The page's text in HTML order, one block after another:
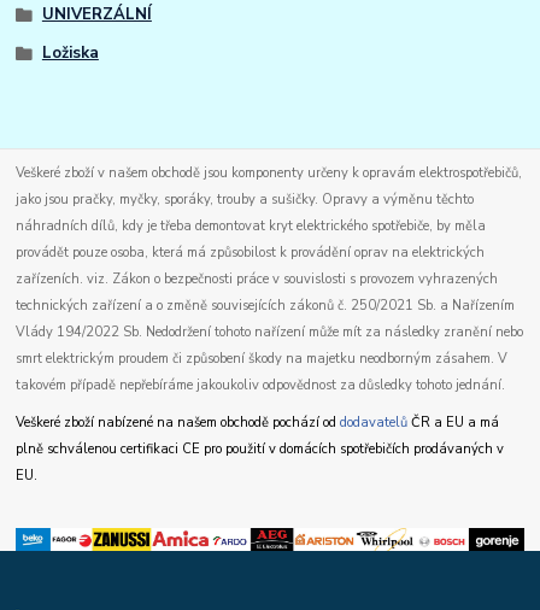
UNIVERZÁLNÍ
Ložiska
Veškeré zboží v našem obchodě jsou komponenty určeny k opravám elektrospotřebičů,
jako jsou pračky, myčky, sporáky, trouby a sušičky. Opravy a výměnu těchto
náhradních dílů, kdy je třeba demontovat kryt elektrického spotřebiče, by měla
provádět pouze osoba, která má způsobilost k provádění oprav na elektrických
zařízeních. viz. Zákon o bezpečnosti práce v souvislosti s provozem vyhrazených
technických zařízení a o změně souvisejících zákonů č. 250/2021 Sb. a Nařízením
Vlády 194/2022 Sb. Nedodržení tohoto nařízení může mít za následky zranění nebo
smrt elektrickým proudem či způsobení škody na majetku neodborným zásahem. V
takovém případě nepřebíráme jakoukoliv odpovědnost za důsledky tohoto jednání.
Veškeré zboží nabízené na našem obchodě pochází oddodavatelů ČR a EU a má
plně schválenou certifikaci CE pro použití v domácích spotřebičích prodávaných v
EU.